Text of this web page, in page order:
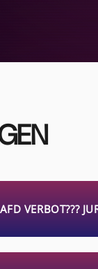
VERBOT???